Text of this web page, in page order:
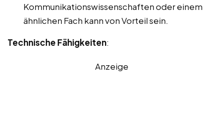
Kommunikationswissenschaften oder einem
ähnlichen Fach kann von Vorteil sein.
Technische Fähigkeiten:
Anzeige